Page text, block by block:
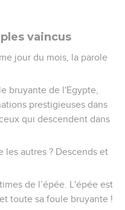
vaincus
jour du mois, la parole
bruyante de l'Egypte,
prestigieuses dans
qui descendent dans
les autres ? Descends et
de l’épée. L'épée est
toute sa foule bruyante !